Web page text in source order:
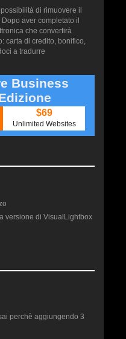
di rimuovere il
aver completato il
che convertirà
carta di credito, bonifico,
a tradurre
Business
$69
Unlimited Websites
versione di VisualLightbox
perchè aggiungendo 3